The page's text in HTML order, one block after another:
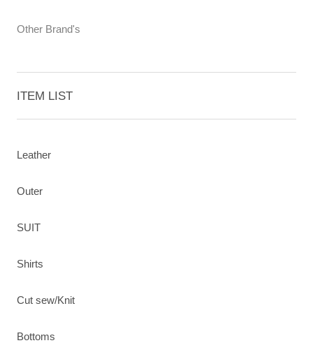
Other Brand's
ITEM LIST
Leather
Outer
SUIT
Shirts
Cut sew/Knit
Bottoms